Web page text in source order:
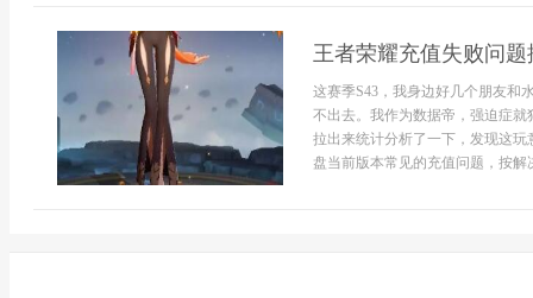
王者荣耀充值失败问
这赛季S43，我身边好几个朋友和
不出去。我作为数据帝，强迫症
拉出来统计分析了一下，发现这玩
盘当前版本常见的充值问题，按